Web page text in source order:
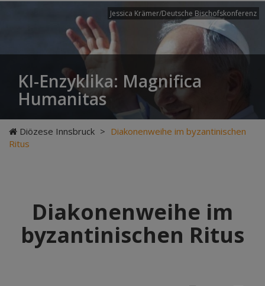
Jessica Krämer/Deutsche Bischofskonferenz
KI-Enzyklika: Magnifica
Humanitas
Diözese Innsbruck > Diakonenweihe im byzantinischen
Ritus
Diakonenweihe im
byzantinischen Ritus